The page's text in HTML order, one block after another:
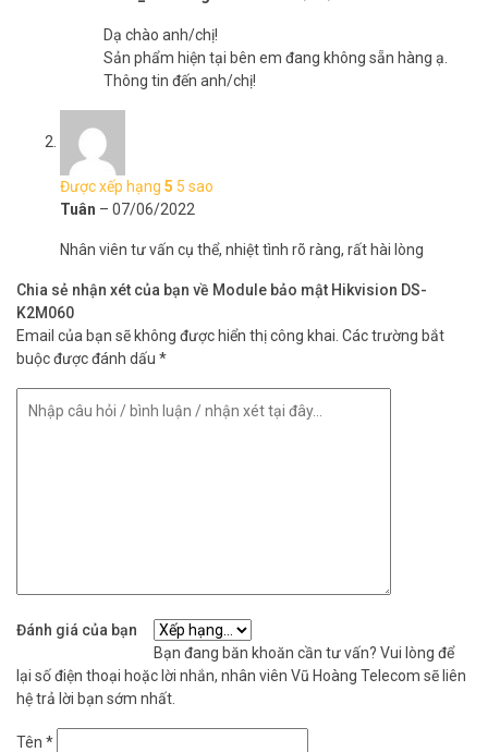
Dạ chào anh/chị!
Sản phẩm hiện tại bên em đang không sẵn hàng ạ.
Thông tin đến anh/chị!
Được xếp hạng 5 5 sao
Tuân – 07/06/2022
Nhân viên tư vấn cụ thể, nhiệt tình rõ ràng, rất hài lòng
Chia sẻ nhận xét của bạn về Module bảo mật Hikvision DS-
K2M060
Email của bạn sẽ không được hiển thị công khai. Các trường bắt
buộc được đánh dấu *
Đánh giá của bạn
Bạn đang băn khoăn cần tư vấn? Vui lòng để
lại số điện thoại hoặc lời nhắn, nhân viên Vũ Hoàng Telecom sẽ liên
hệ trả lời bạn sớm nhất.
Tên *